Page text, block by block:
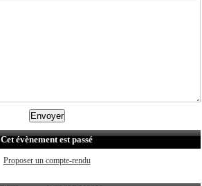
Cet évènement est passé
Proposer un compte-rendu